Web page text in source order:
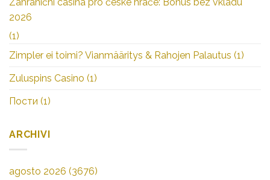
Zahraniční casina pro české hráče: Bonus bez vkladu
2026
(1)
Zimpler ei toimi? Vianmääritys & Rahojen Palautus (1)
Zuluspins Casino (1)
Пости (1)
ARCHIVI
agosto 2026 (3676)